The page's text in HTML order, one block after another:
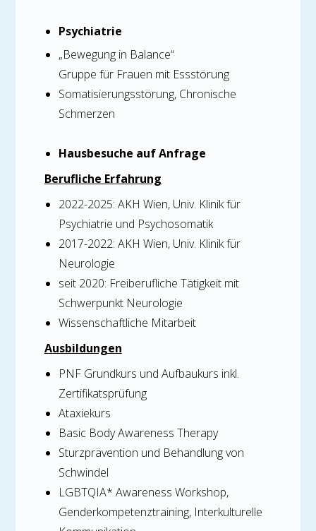
Psychiatrie
„Bewegung in Balance“
Gruppe für Frauen mit Essstörung
Somatisierungsstörung, Chronische
Schmerzen
Hausbesuche auf Anfrage
Berufliche Erfahrung
2022-2025: AKH Wien, Univ. Klinik für
Psychiatrie und Psychosomatik
2017-2022: AKH Wien, Univ. Klinik für
Neurologie
seit 2020: Freiberufliche Tätigkeit mit
Schwerpunkt Neurologie
Wissenschaftliche Mitarbeit
Ausbildungen
PNF Grundkurs und Aufbaukurs inkl.
Zertifikatsprüfung
Ataxiekurs
Basic Body Awareness Therapy
Sturzprävention und Behandlung von
Schwindel
LGBTQIA* Awareness Workshop,
Genderkompetenztraining, Interkulturelle